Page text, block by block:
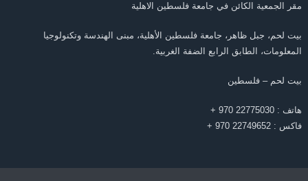
مقر الجمعية الكائن في جامعة فلسطين الاهلية
بيت لحم، جبل ظاهر، جامعة فلسطين الأهلية، مبنى الهندسة وتكنولوجيا
المعلومات، الطابق الرابع الضفة الغربية.
بيت لحم – فلسطين
هاتف : 22775030 970 +
فاكس : 22749652 970 +